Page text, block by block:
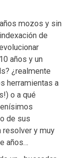
mozos y sin
de
años y un
¿realmente
herramientas a
o a qué
de sus
resolver y muy
años…